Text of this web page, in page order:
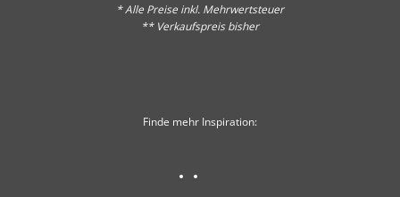
* Alle Preise inkl. Mehrwertsteuer
** Verkaufspreis bisher
Finde mehr Inspiration: